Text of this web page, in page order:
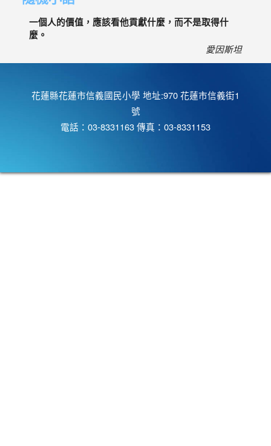
一個人的價值，應該看他貢獻什麼，而不是取得什
麼。
愛因斯坦
花蓮縣花蓮市信義國民小學 地址:970 花蓮市信義街1
號
電話：03-8331163 傳真：03-8331153